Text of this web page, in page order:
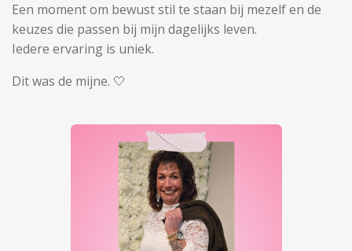
Een moment om bewust stil te staan bij mezelf en de
keuzes die passen bij mijn dagelijks leven.
Iedere ervaring is uniek.
Dit was de mijne. 🤍